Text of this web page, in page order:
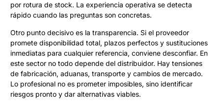
por rotura de stock. La experiencia operativa se detecta
rápido cuando las preguntas son concretas.
Otro punto decisivo es la transparencia. Si el proveedor
promete disponibilidad total, plazos perfectos y sustituciones
inmediatas para cualquier referencia, conviene desconfiar. En
este sector no todo depende del distribuidor. Hay tensiones
de fabricación, aduanas, transporte y cambios de mercado.
Lo profesional no es prometer imposibles, sino identificar
riesgos pronto y dar alternativas viables.